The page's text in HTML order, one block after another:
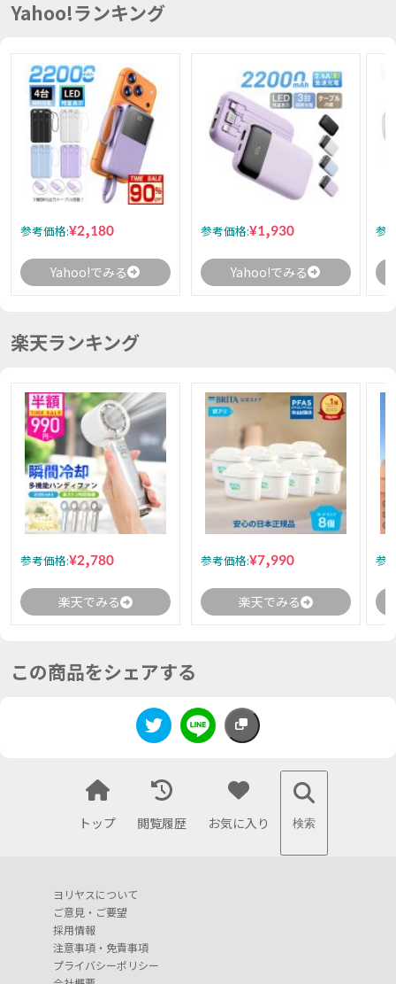
Yahoo!ランキング
参考価格:¥2,180
Yahoo!でみる
参考価格:¥1,930
Yahoo!でみる
参
楽天ランキング
参考価格:¥2,780
楽天でみる
参考価格:¥7,990
楽天でみる
参
この商品をシェアする
トップ 閲覧履歴 お気に入り 検索
ヨリヤスについて
ご意見・ご要望
採用情報
注意事項・免責事項
プライバシーポリシー